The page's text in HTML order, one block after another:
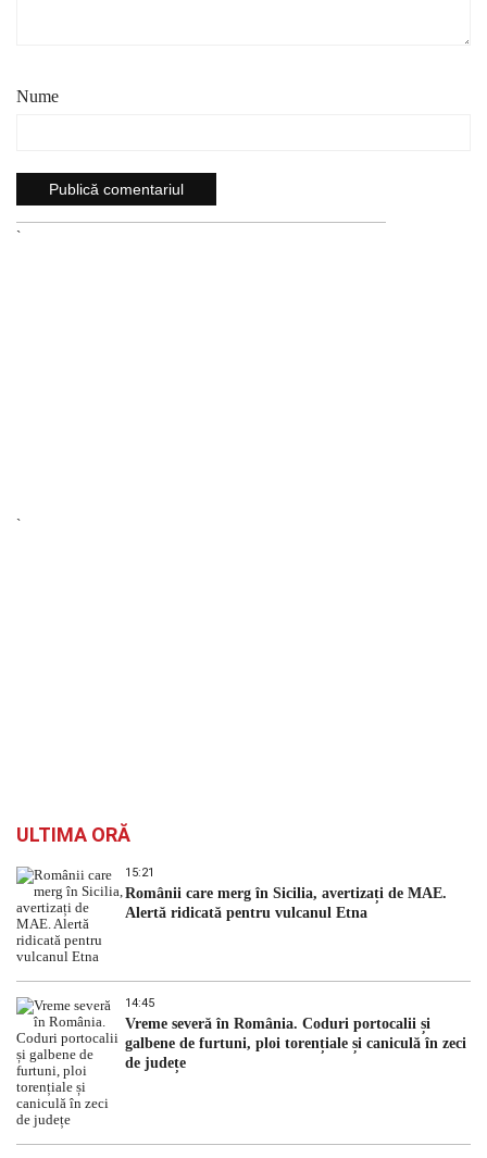
Nume
`
`
ULTIMA ORĂ
15:21
Românii care merg în Sicilia, avertizați de MAE.
Alertă ridicată pentru vulcanul Etna
14:45
Vreme severă în România. Coduri portocalii și
galbene de furtuni, ploi torențiale și caniculă în zeci
de județe